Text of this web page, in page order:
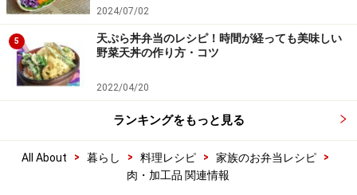
2024/07/02
5
天ぷら丼弁当のレシピ！時間が経っても美味しい
野菜天丼の作り方・コツ
2022/04/20
ランキングをもっと見る
All About > 暮らし > 料理レシピ > 家族のお弁当レシピ
>
肉・加工品 関連情報